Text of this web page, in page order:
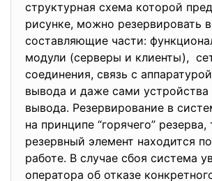
структурная схема которой
рисунке, можно резервировать
составляющие части:
модули (серверы и клиенты),
соединения, связь с
вывода и даже сами устройства
вывода. Резервирование в
на принципе “горячего” резерва,
резервный элемент находится
работе. В случае сбоя система
оператора об отказе